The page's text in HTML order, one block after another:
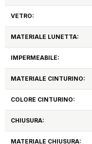
VETRO:
MATERIALE LUNETTA:
IMPERMEABILE:
MATERIALE CINTURINO:
COLORE CINTURINO:
CHIUSURA:
MATERIALE CHIUSURA: